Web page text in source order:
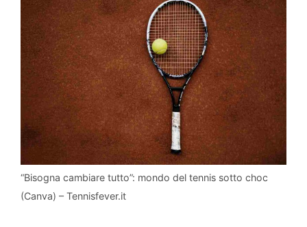
“Bisogna cambiare tutto”: mondo del tennis sotto choc
(Canva) – Tennisfever.it